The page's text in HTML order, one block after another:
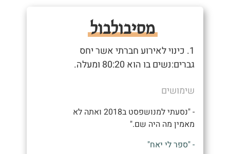
מסיבולבול
1. כינוי לאירוע חברתי אשר יחס
גברים:נשים בו הוא 80:20 ומעלה.
שימושים
- "נסעתי למנושפסט ב2018 ואתה לא
מאמין מה היה שם."
- "ספר לי יאח"